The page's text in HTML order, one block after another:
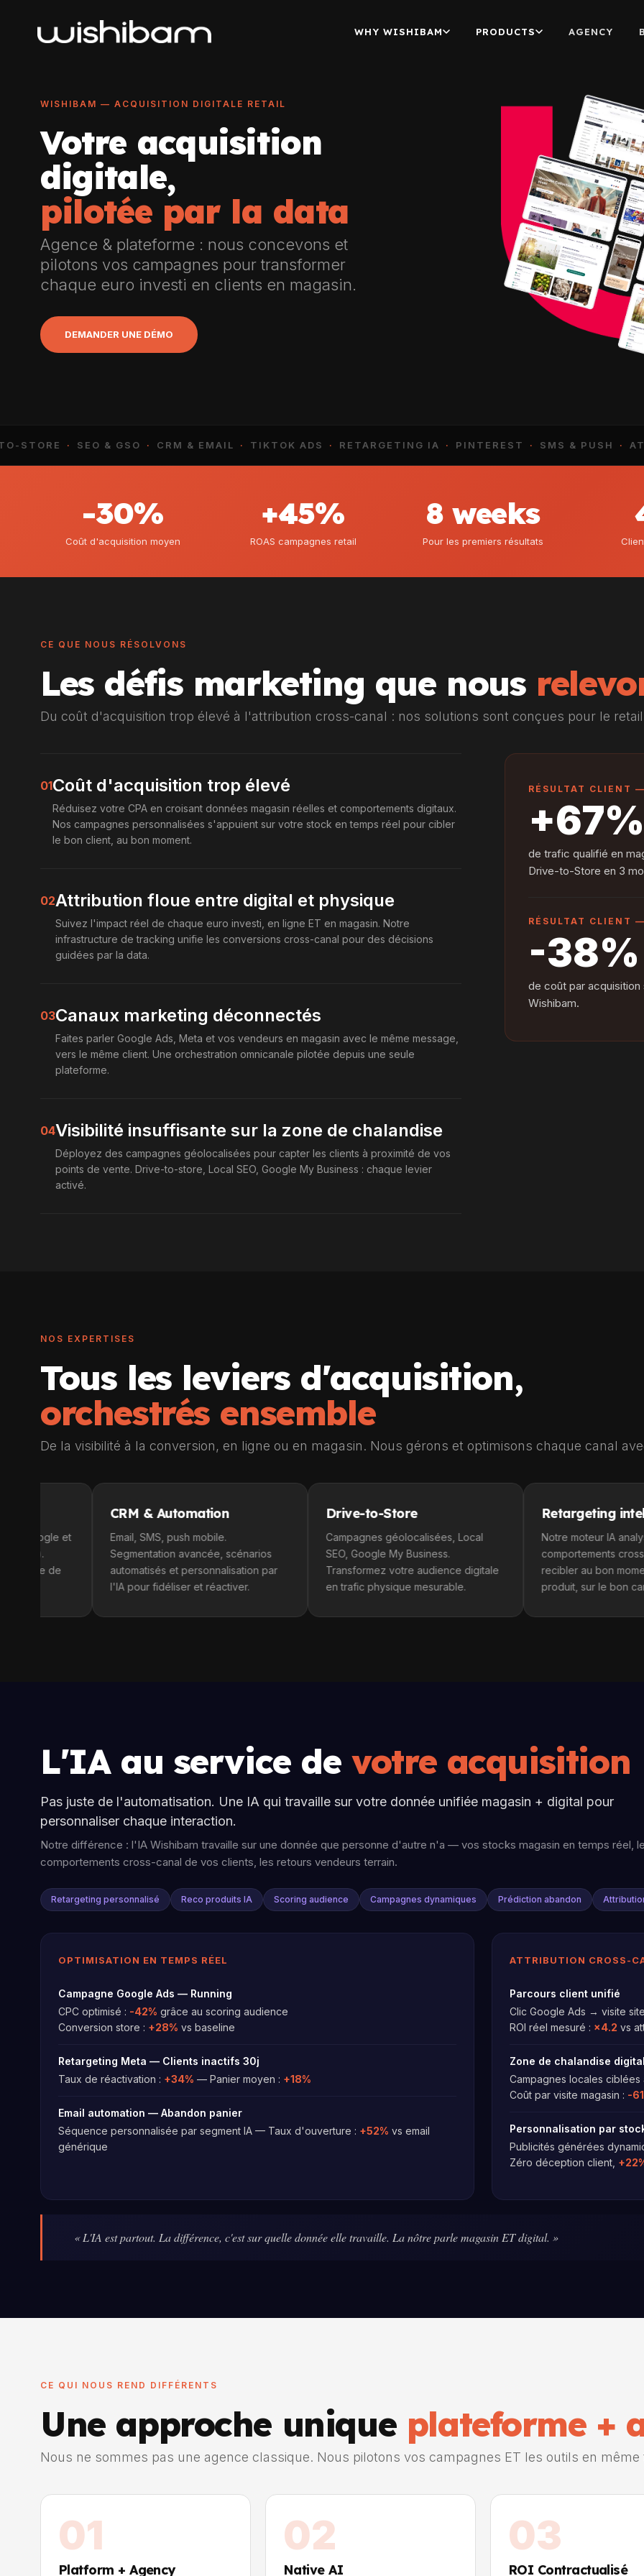
WHY WISHIBAM PRODUCTS AGENCY
WISHIBAM — ACQUISITION DIGITALE RETAIL
Votre acquisition
digitale,
pilotée par la data
Agence & plateforme : nous concevons et
pilotons vos campagnes pour transformer
chaque euro investi en clients en magasin.
DEMANDER UNE DÉMO
· SEO & GSO · CRM & EMAIL · TIKTOK ADS · RETARGETING IA · PINTEREST · SMS & PUSH ·
-30%
Coût d'acquisition moyen
+45%
ROAS campagnes retail
8 weeks
Pour les premiers résultats
CE QUE NOUS RÉSOLVONS
Les défis marketing que nous
Du coût d'acquisition trop élevé à l'attribution cross-canal : nos solutions sont conçues pour le
01Coût d'acquisition trop élevé
Réduisez votre CPA en croisant données magasin réelles et comportements digitaux.
Nos campagnes personnalisées s'appuient sur votre stock en temps réel pour cibler
le bon client, au bon moment.
02Attribution floue entre digital et physique
Suivez l'impact réel de chaque euro investi, en ligne ET en magasin. Notre
infrastructure de tracking unifie les conversions cross-canal pour des décisions
guidées par la data.
03Canaux marketing déconnectés
Faites parler Google Ads, Meta et vos vendeurs en magasin avec le même message,
vers le même client. Une orchestration omnicanale pilotée depuis une seule
plateforme.
04Visibilité insuffisante sur la zone de chalandise
Déployez des campagnes géolocalisées pour capter les clients à proximité de vos
points de vente. Drive-to-store, Local SEO, Google My Business : chaque levier
activé.
RÉSULTAT CLIENT
+67%
de trafic qualifié en
Drive-to-Store en 3
RÉSULTAT CLIENT
-38%
de coût par
Wishibam.
NOS EXPERTISES
Tous les leviers d'acquisition,
orchestrés ensemble
De la visibilité à la conversion, en ligne ou en magasin. Nous gérons et optimisons chaque canal
CRM & Automation
Email, SMS, push mobile.
Segmentation avancée, scénarios
automatisés et personnalisation par
l'IA pour fidéliser et réactiver.
Drive-to-Store
Campagnes géolocalisées, Local
SEO, Google My Business.
Transformez votre audience digitale
en trafic physique mesurable.
Retargeting intelligent
Notre moteur IA analyse les
comportements cross-canal pour
recibler au bon moment, avec le
produit, sur le bon canal.
L'IA au service devotre acquisition
Pas juste de l'automatisation. Une IA qui travaille sur votre donnée unifiée magasin + digital pour
personnaliser chaque interaction.
Notre différence : l'IA Wishibam travaille sur une donnée que personne d'autre n'a — vos stocks magasin en temps réel,
comportements cross-canal de vos clients, les retours vendeurs terrain.
Retargeting personnalisé Reco produits IA Scoring audience Campagnes dynamiques Prédiction abandon
OPTIMISATION EN TEMPS RÉEL
Campagne Google Ads — Running
CPC optimisé : -42% grâce au scoring audience
Conversion store : +28% vs baseline
Retargeting Meta — Clients inactifs 30j
Taux de réactivation : +34% — Panier moyen : +18%
Email automation — Abandon panier
Séquence personnalisée par segment IA — Taux d'ouverture : +52% vs email
générique
ATTRIBUTION CROSS-
Parcours client unifié
Clic Google Ads → visite
ROI réel mesuré : ×4.2 vs
Zone de chalandise
Campagnes locales ciblées
Coût par visite magasin : -
Personnalisation par
Publicités générées
Zéro déception client,
« L'IA est partout. La différence, c'est sur quelle donnée elle travaille. La nôtre parle magasin ET digital. »
CE QUI NOUS REND DIFFÉRENTS
Une approche unique plateforme +
Nous ne sommes pas une agence classique. Nous pilotons vos campagnes ET les outils en
01
Platform + Agency
02
Native AI
03
ROI Contractualisé